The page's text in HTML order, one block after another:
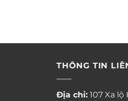
THÔNG TIN
Địa chỉ: 107 Xa